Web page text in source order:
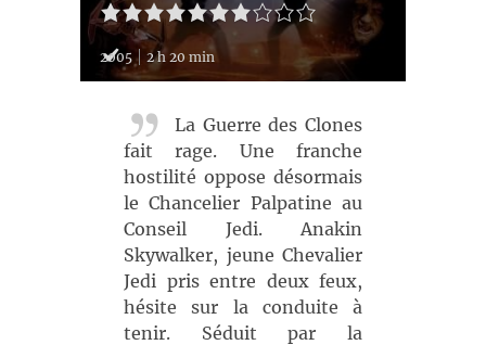
2005 2 h 20 min
La Guerre des Clones
fait rage. Une franche
hostilité oppose désormais
le Chancelier Palpatine au
Conseil Jedi. Anakin
Skywalker, jeune Chevalier
Jedi pris entre deux feux,
hésite sur la conduite à
tenir. Séduit par la